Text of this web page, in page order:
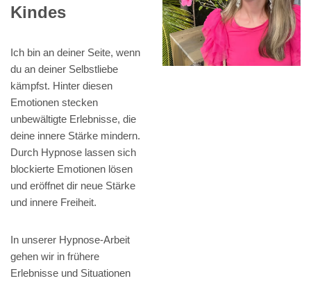
Kindes
Ich bin an deiner Seite, wenn
du an deiner Selbstliebe
kämpfst. Hinter diesen
Emotionen stecken
unbewältigte Erlebnisse, die
deine innere Stärke mindern.
Durch Hypnose lassen sich
blockierte Emotionen lösen
und eröffnet dir neue Stärke
und innere Freiheit.
In unserer Hypnose-Arbeit
gehen wir in frühere
Erlebnisse und Situationen